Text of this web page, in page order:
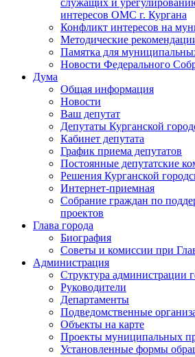
служащих и
интересов ОМС г. Кургана
Конфликт интересов на
Методические
Памятка для
Новости Федерального
Дума
Общая информация
Новости
Ваш депутат
Депутаты Курганской
Кабинет депутата
График приема депутатов
Постоянные депутатские
Решения Курганской
Интернет-приемная
Собрание граждан по
проектов
Глава города
Биография
Советы и комиссии при
Администрация
Структура администрации
Руководители
Департаменты
Подведомственные
Объекты на карте
Проекты муниципальных
Установленные формы